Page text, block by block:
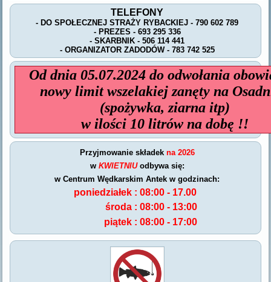
TELEFONY
- DO SPOŁECZNEJ STRAŻY RYBACKIEJ - 790 602 789
- PREZES - 693 295 336
- SKARBNIK - 506 114 441
- ORGANIZATOR ZADODÓW - 783 742 525
Od dnia 05.07.2024 do odwołania
nowy limit wszelakiej zanęty na
(spożywka, ziarna itp)
w ilości 10 litrów na dobę !!
Przyjmowanie składek na 2026
w KWIETNIUodbywa się:
w Centrum Wędkarskim Antek w godzinach:
poniedziałek : 08:00 - 17.00
środa : 08:00 - 13:00
piątek : 08:00 - 17:00